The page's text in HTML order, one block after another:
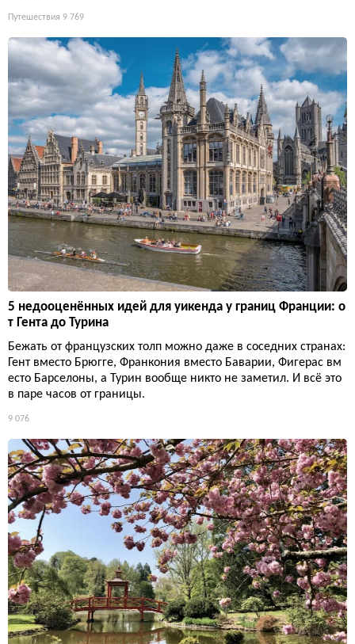
Путешествия 9 769
5 недооценённых идей для уикенда у границ Франции: о
т Гента до Турина
Бежать от французских толп можно даже в соседних странах:
Гент вместо Брюгге, Франкония вместо Баварии, Фигерас вм
есто Барселоны, а Турин вообще никто не заметил. И всё это
в паре часов от границы.
9 076